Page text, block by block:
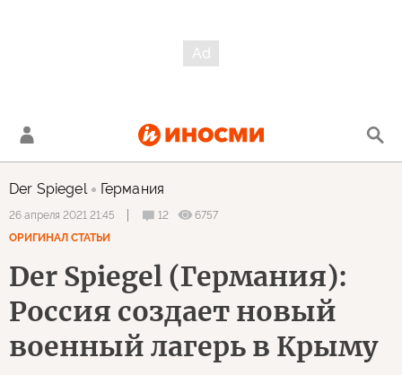
Der Spiegel Германия
26 апреля 2021 21:45 12
6757
ОРИГИНАЛ СТАТЬИ
Der Spiegel (Германия):
Россия создает новый
военный лагерь в Крыму